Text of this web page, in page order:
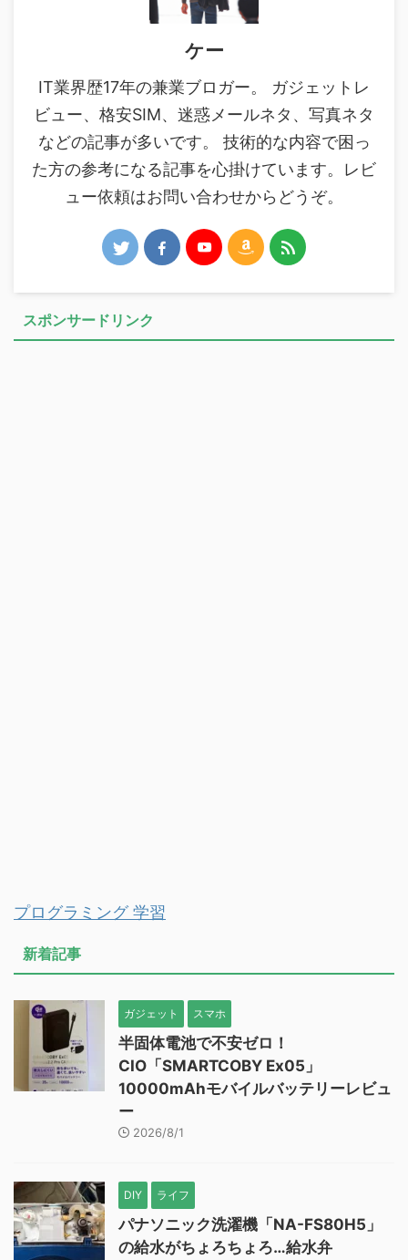
ケー
IT業界歴17年の兼業ブロガー。 ガジェットレ
ビュー、格安SIM、迷惑メールネタ、写真ネタ
などの記事が多いです。 技術的な内容で困っ
た方の参考になる記事を心掛けています。レビ
ュー依頼はお問い合わせからどうぞ。
スポンサードリンク
プログラミング 学習
新着記事
ガジェット スマホ
半固体電池で不安ゼロ！
CIO「SMARTCOBY Ex05」
10000mAhモバイルバッテリーレビュ
ー
2026/8/1
DIY ライフ
パナソニック洗濯機「NA-FS80H5」
の給水がちょろちょろ…給水弁